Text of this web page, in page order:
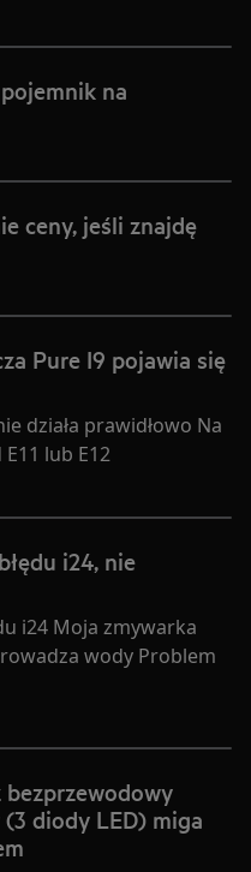
na
ceny, jeśli znajdę
Pure I9 pojawia się
działa prawidłowo Na
lub E12
i24, nie
i24 Moja zmywarka
wody Problem
diody LED) miga